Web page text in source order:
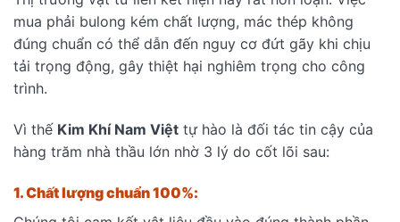
mua phải bulong kém chất lượng, mác thép không
đúng chuẩn có thể dẫn đến nguy cơ đứt gãy khi chịu
tải trọng động, gây thiệt hại nghiêm trọng cho công
trình.
Vì thế Kim Khí Nam Việt tự hào là đối tác tin cậy của
hàng trăm nhà thầu lớn nhờ 3 lý do cốt lõi sau:
1. Chất lượng chuẩn 100%: